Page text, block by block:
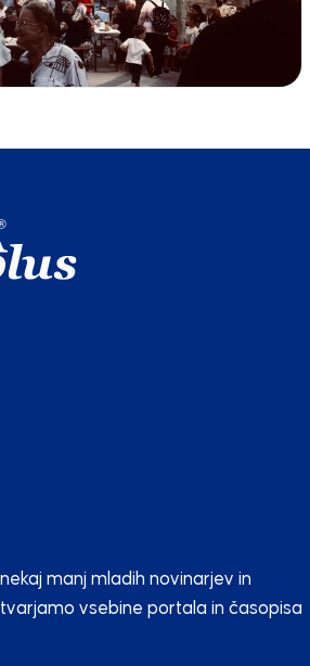
manj mladih novinarjev in
vsebine portala in časopisa